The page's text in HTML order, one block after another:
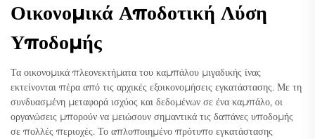
Οικονομικά Αποδοτική Λύση
Υποδομής
Τα οικονομικά πλεονεκτήματα του καμπάλου μιγαδικής ίνας
εκτείνονται πέρα από τις αρχικές εξοικονομήσεις εγκατάστασης. Με τη
συνδυασμένη μεταφορά ισχύος και δεδομένων σε ένα καμπάλο, οι
οργανώσεις μπορούν να μειώσουν σημαντικά τις δαπάνες υποδομής
σε πολλές περιοχές. Το απλοποιημένο πρότυπο εγκατάστασης